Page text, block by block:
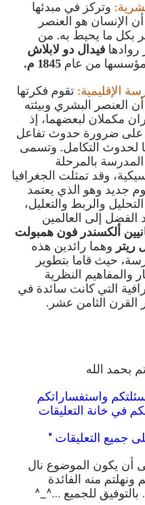
وتركز في مبدئها
الإنسان هو العنصر
بكل ما يحيط به. من
روادها فيدال دو لابلاش
من عام 1845 م.
الإقليمية: تقوم فكرتها
العنصر البشري وبيئته
مكملان لبعضهما، إذ
على ضرورة حدوث تفاعل
لحدوث التكامل. وتسمى
المدرسة بالمرحلة
وقد تمثلت الجغرافيا
جديد وهو الذي يعتمد
والربط والتعليل،
الفضل إلى العالمين
ألكسندر فون همبولت
ريتر وهما رائدين هذه
حيث قاما بتطوير
والمفاهيم النظرية
التي كانت سائدة في
القرن الثامن عشر.
بحمد الله
واستفساراتكم
في خانة التعليقات
جميع التعليقات "
أن يكون الموضوع نال
ونهلتم منه الفائدة
بالتوفيق للجميع ...^_^